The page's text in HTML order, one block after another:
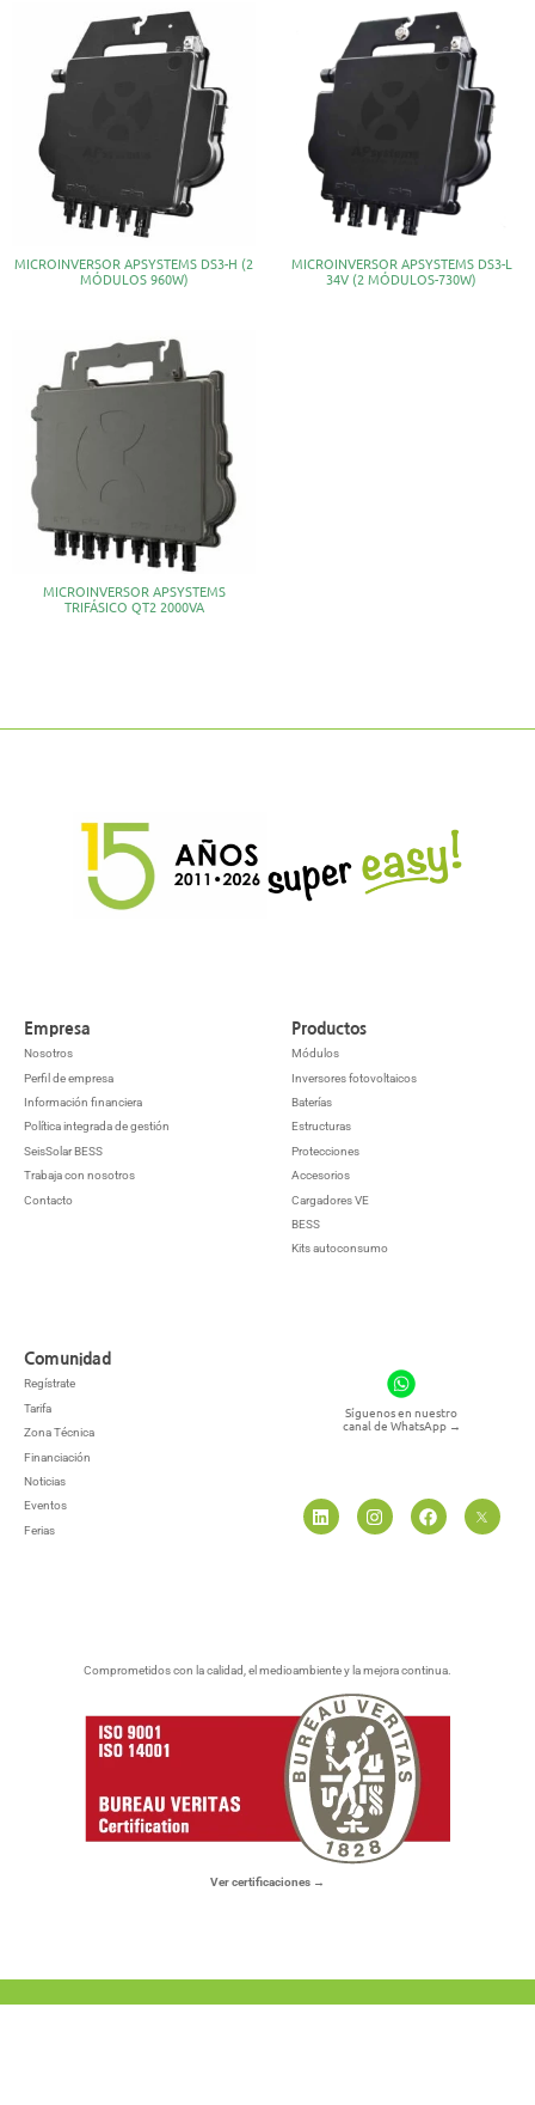
MICROINVERSOR APSYSTEMS DS3-H (2
MÓDULOS 960W)
MICROINVERSOR APSYSTEMS DS3-L
34V (2 MÓDULOS-730W)
MICROINVERSOR APSYSTEMS
TRIFÁSICO QT2 2000VA
Empresa
Nosotros
Perfil de empresa
Información financiera
Política integrada de gestión
SeisSolar BESS
Trabaja con nosotros
Contacto
Productos
Módulos
Inversores fotovoltaicos
Baterías
Estructuras
Protecciones
Accesorios
Cargadores VE
BESS
Kits autoconsumo
Comunidad
Regístrate
Tarifa
Zona Técnica
Financiación
Noticias
Eventos
Ferias
Síguenos en nuestro
canal de WhatsApp →
Comprometidos con la calidad, el medioambiente y la mejora continua.
Ver certificaciones →